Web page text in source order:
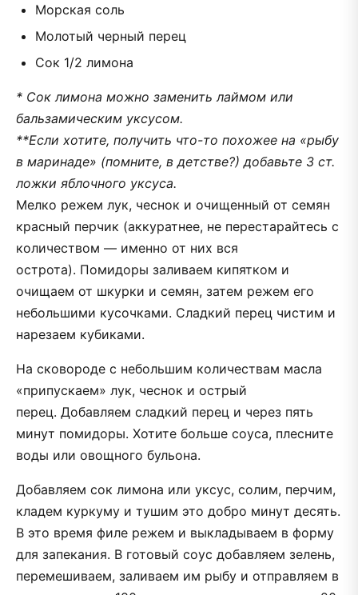
Морская соль
Молотый черный перец
Сок 1/2 лимона
* Сок лимона можно заменить лаймом или
бальзамическим уксусом.
**Если хотите, получить что-то похожее на «рыбу
в маринаде» (помните, в детстве?) добавьте 3 ст.
ложки яблочного уксуса.
Мелко режем лук, чеснок и очищенный от семян
красный перчик (аккуратнее, не перестарайтесь с
количеством — именно от них вся
острота). Помидоры заливаем кипятком и
очищаем от шкурки и семян, затем режем его
небольшими кусочками. Сладкий перец чистим и
нарезаем кубиками.
На сковороде с небольшим количествам масла
«припускаем» лук, чеснок и острый
перец. Добавляем сладкий перец и через пять
минут помидоры. Хотите больше соуса, плесните
воды или овощного бульона.
Добавляем сок лимона или уксус, солим, перчим,
кладем куркуму и тушим это добро минут десять.
В это время филе режем и выкладываем в форму
для запекания. В готовый соус добавляем зелень,
перемешиваем, заливаем им рыбу и отправляем в